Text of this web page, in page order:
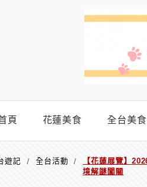
頁 花蓮美食 全台美食
遊記 / 全台活動 /
【花蓮展覽】
境解謎闖關